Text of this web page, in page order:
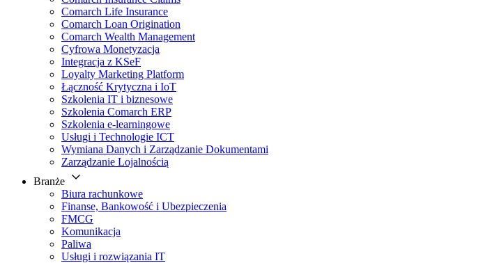
Comarch Life Insurance
Comarch Loan Origination
Comarch Wealth Management
Cyfrowa Monetyzacja
Integracja z KSeF
Loyalty Marketing Platform
Łączność Krytyczna i IoT
Szkolenia IT i biznesowe
Szkolenia Comarch ERP
Szkolenia e-learningowe
Usługi i Technologie ICT
Wymiana Danych i Zarządzanie Dokumentami
Zarządzanie Lojalnością
Branże
Biura rachunkowe
Finanse, Bankowość i Ubezpieczenia
FMCG
Komunikacja
Paliwa
Usługi i rozwiązania IT